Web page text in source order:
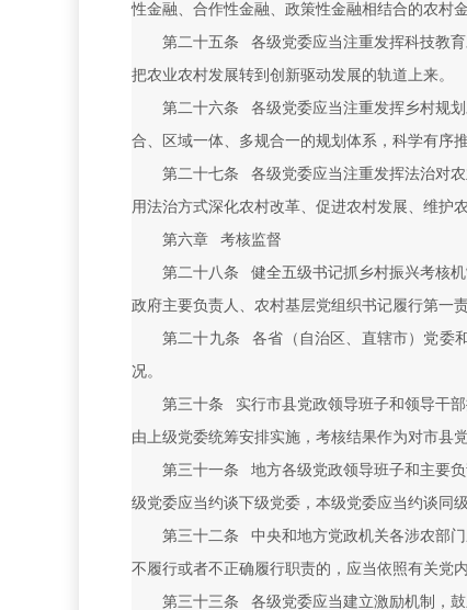
性金融、合作性金融、政策性金融相结合的农村
第二十五条 各级党委应当注重发挥科技教
把农业农村发展转到创新驱动发展的轨道上来。
第二十六条 各级党委应当注重发挥乡村规
合、区域一体、多规合一的规划体系，科学有序
第二十七条 各级党委应当注重发挥法治对
用法治方式深化农村改革、促进农村发展、维护
第六章 考核监督
第二十八条 健全五级书记抓乡村振兴考核
政府主要负责人、农村基层党组织书记履行第一
第二十九条 各省（自治区、直辖市）党委
况。
第三十条 实行市县党政领导班子和领导干
由上级党委统筹安排实施，考核结果作为对市县
第三十一条 地方各级党政领导班子和主要
级党委应当约谈下级党委，本级党委应当约谈同级
第三十二条 中央和地方党政机关各涉农部
不履行或者不正确履行职责的，应当依照有关党
第三十三条 各级党委应当建立激励机制，